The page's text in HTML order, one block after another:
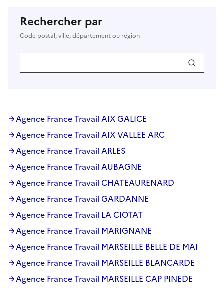
Rechercher par
Code postal, ville, département ou région
Agence France Travail AIX GALICE
Agence France Travail AIX VALLEE ARC
Agence France Travail ARLES
Agence France Travail AUBAGNE
Agence France Travail CHATEAURENARD
Agence France Travail GARDANNE
Agence France Travail LA CIOTAT
Agence France Travail MARIGNANE
Agence France Travail MARSEILLE BELLE DE MAI
Agence France Travail MARSEILLE BLANCARDE
Agence France Travail MARSEILLE CAP PINEDE